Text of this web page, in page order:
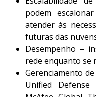
podem
atender às
futuras das
Desempenho –
rede enquanto se
Gerenciamento
Unified